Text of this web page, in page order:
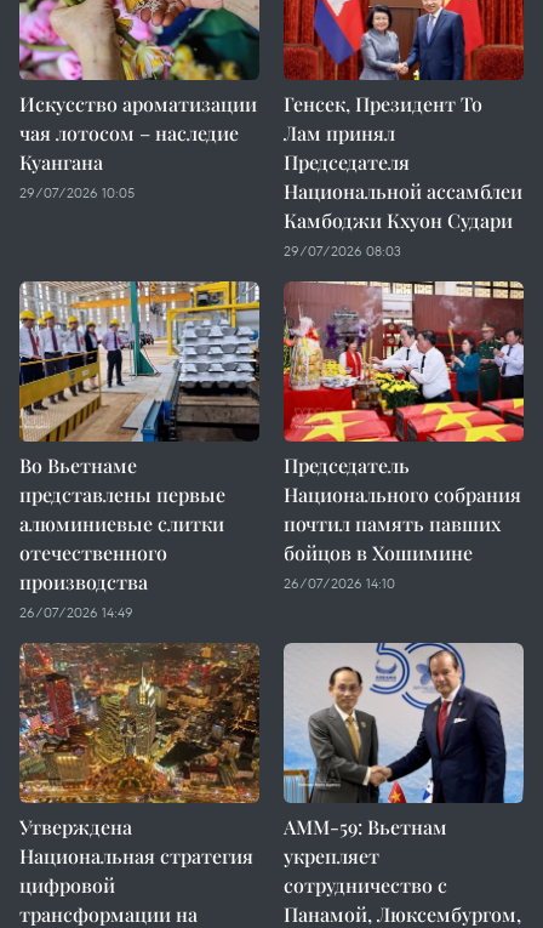
Искусство ароматизации
чая лотосом – наследие
Куангана
29/07/2026 10:05
Генсек, Президент То
Лам принял
Председателя
Национальной ассамблеи
Камбоджи Кхуон Судари
29/07/2026 08:03
Во Вьетнаме
представлены первые
алюминиевые слитки
отечественного
производства
26/07/2026 14:49
Председатель
Национального собрания
почтил память павших
бойцов в Хошимине
26/07/2026 14:10
Утверждена
Национальная стратегия
цифровой
трансформации на
AMM-59: Вьетнам
укрепляет
сотрудничество с
Панамой, Люксембургом,